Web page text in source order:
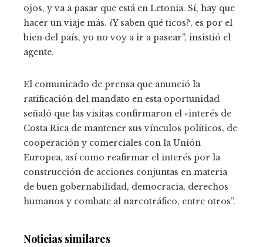
ojos, y va a pasar que está en Letonia. Sí, hay que
hacer un viaje más. ¿Y saben qué ticos?, es por el
bien del país, yo no voy a ir a pasear”, insistió el
agente.
El comunicado de prensa que anunció la
ratificación del mandato en esta oportunidad
señaló que las visitas confirmaron el «interés de
Costa Rica de mantener sus vínculos políticos, de
cooperación y comerciales con la Unión
Europea, así como reafirmar el interés por la
construcción de acciones conjuntas en materia
de buen gobernabilidad, democracia, derechos
humanos y combate al narcotráfico, entre otros”.
Noticias similares